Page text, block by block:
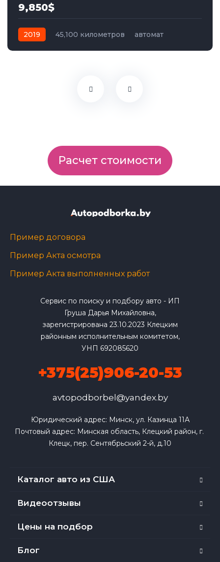
9,850$
2019 45,100 километров
автомат
Расчет стоимости
Пример договора
Пример Акта осмотра
Пример Акта выполненных работ
Сервис по поиску и подбору авто - ИП
Груша Дарья Михайловна,
зарегистрирована 23.10.2023 Клецким
районным исполнительным комитетом,
УНП 692085620
+375(25)906-20-53
avtopodborbel@yandex.by
Юридический адрес: Минск, ул. Казинца 11А
Почтовый адрес: Минская область, Клецкий район, г.
Клецк, пер. Сентябрьский 2-й, д.10
Каталог авто из США
Видеоотзывы
Цены на подбор
Блог